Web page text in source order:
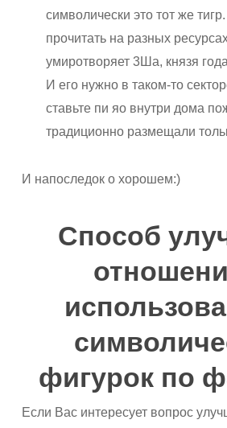
символически это тот же
прочитать на разных
умиротворяет 3Ша, князя
И его нужно в таком-то
ставьте пи яо внутри дома
традиционно размещали
И напоследок о хорошем:)
Способ
фигурок по
Если Вас интересует вопрос